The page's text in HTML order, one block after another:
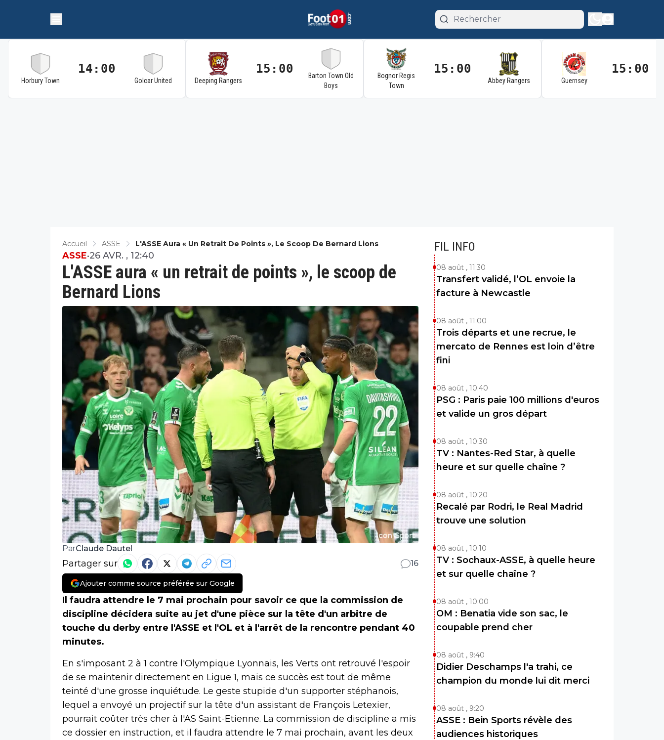
Horbury Town
14:00
Golcar United Deeping Rangers
15:00
Barton Town Old
Boys
Bognor Regis
Town
15:00
Abbey Rangers Guernsey
15:00
Accueil ASSE L'ASSE Aura « Un Retrait De Points », Le Scoop De Bernard Lions
L'ASSE aura « un retrait de points », le scoop de
Bernard Lions
ASSE•26 AVR. , 12:40
ParClaude Dautel
Partager sur 16
Ajouter comme source préférée sur Google
Il faudra attendre le 7 mai prochain pour savoir ce que la commission de
discipline décidera suite au jet d'une pièce sur la tête d'un arbitre de
touche du derby entre l'ASSE et l'OL et à l'arrêt de la rencontre pendant 40
minutes.
En s'imposant 2 à 1 contre l'Olympique Lyonnais, les Verts ont retrouvé l'espoir
de se maintenir directement en Ligue 1, mais ce succès est tout de même
teinté d'une grosse inquiétude. Le geste stupide d'un supporter stéphanois,
lequel a envoyé un projectif sur la tête d'un assistant de François Letexier,
pourrait coûter très cher à l'AS Saint-Etienne. La commission de discipline a mis
ce dossier en instruction, et il faudra attendre le 7 mai prochain, avant les deux
FIL INFO
08 août , 11:30
Transfert validé, l’OL envoie la
facture à Newcastle
08 août , 11:00
Trois départs et une recrue, le
mercato de Rennes est loin d’être
fini
08 août , 10:40
PSG : Paris paie 100 millions d'euros
et valide un gros départ
08 août , 10:30
TV : Nantes-Red Star, à quelle
heure et sur quelle chaîne ?
08 août , 10:20
Recalé par Rodri, le Real Madrid
trouve une solution
08 août , 10:10
TV : Sochaux-ASSE, à quelle heure
et sur quelle chaîne ?
08 août , 10:00
OM : Benatia vide son sac, le
coupable prend cher
08 août , 9:40
Didier Deschamps l'a trahi, ce
champion du monde lui dit merci
08 août , 9:20
ASSE : Bein Sports révèle des
audiences historiques